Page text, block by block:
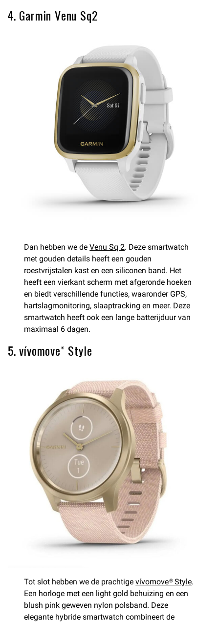
4. Garmin Venu Sq2
Dan hebben we deVenu Sq 2. Deze smartwatch
met gouden details heeft een gouden
roestvrijstalen kast en een siliconen band. Het
heeft een vierkant scherm met afgeronde hoeken
en biedt verschillende functies, waaronder GPS,
hartslagmonitoring, slaaptracking en meer. Deze
smartwatch heeft ook een lange batterijduur van
maximaal 6 dagen.
5. vívomove® Style
Tot slot hebben we de prachtigevívomove® Style.
Een horloge met een light gold behuizing en een
blush pink geweven nylon polsband. Deze
elegante hybride smartwatch combineert de